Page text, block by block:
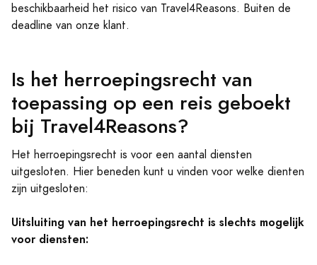
beschikbaarheid het risico van Travel4Reasons. Buiten de
deadline van onze klant.
Is het herroepingsrecht van
toepassing op een reis geboekt
bij Travel4Reasons?
Het herroepingsrecht is voor een aantal diensten
uitgesloten. Hier beneden kunt u vinden voor welke dienten
zijn uitgesloten:
Uitsluiting van het herroepingsrecht is slechts mogelijk
voor diensten: